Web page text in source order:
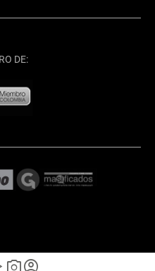
photo_cameraaccount_circle
DE: